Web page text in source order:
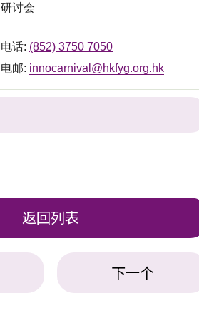
研讨会
电话: (852) 3750 7050
电邮: innocarnival@hkfyg.org.hk
返回列表
下一个